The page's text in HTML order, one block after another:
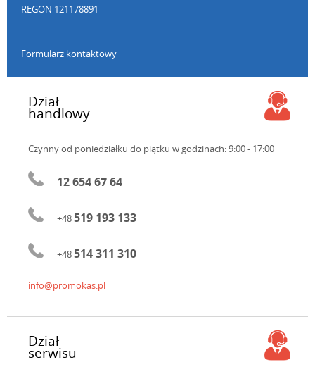
REGON 121178891
Formularz kontaktowy
Dział
handlowy
Czynny od poniedziałku do piątku w godzinach: 9:00 - 17:00
12 654 67 64
+48519 193 133
+48514 311 310
info@promokas.pl
Dział
serwisu